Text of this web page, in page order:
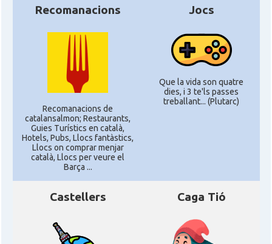
Recomanacions
Recomanacions de
catalansalmon; Restaurants,
Guies Turístics en català,
Hotels, Pubs, Llocs fantàstics,
Llocs on comprar menjar
català, Llocs per veure el
Barça ...
Jocs
Que la vida son quatre
dies, i 3 te'ls passes
treballant... (Plutarc)
Castellers Caga Tió